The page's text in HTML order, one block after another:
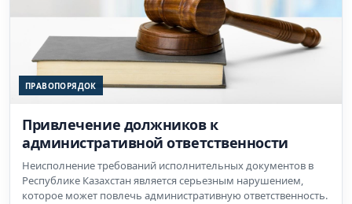
ПРАВОПОРЯДОК
Привлечение должников к
административной ответственности
Неисполнение требований исполнительных документов в
Республике Казахстан является серьезным нарушением,
которое может повлечь административную ответственность.